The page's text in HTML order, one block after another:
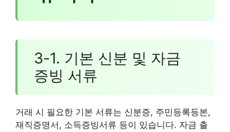
3-1. 기본 신분 및 자금
증빙 서류
거래 시 필요한 기본 서류는 신분증, 주민등록등본,
재직증명서, 소득증빙서류 등이 있습니다. 자금 출